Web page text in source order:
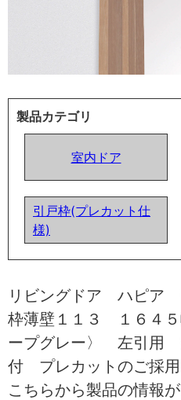
製品カテゴリ
室内ドア
引戸枠(プレカット仕
様)
リビングドア ハピ
枠薄壁１１３ １６４
ープグレー〉 左引用
付 プレカットのご採
こちらから製品の情報